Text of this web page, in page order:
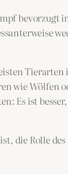
wie Wölfen
Es ist
die Rolle